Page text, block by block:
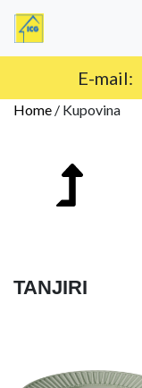
E-mail:
Home / Kupovina
TANJIRI